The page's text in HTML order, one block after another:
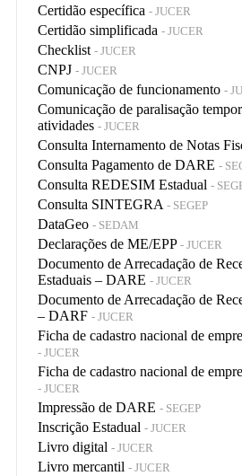
Certidão específica - JUCER
Certidão simplificada - JUCER
Checklist - JUCER
CNPJ - JUCER
Comunicação de funcionamento -
Comunicação de paralisação
atividades - JUCER
Consulta Internamento de Notas
Consulta Pagamento de DARE -
Consulta REDESIM Estadual -
Consulta SINTEGRA - SEGEP
DataGeo - SEDAM
Declarações de ME/EPP - JUCER
Documento de Arrecadação de
Estaduais – DARE - JUCER
Documento de Arrecadação de
– DARF - JUCER
Ficha de cadastro nacional de
- JUCER
Ficha de cadastro nacional de
- JUCER
Impressão de DARE - SEGEP
Inscrição Estadual - JUCER
Livro digital - JUCER
Livro mercantil - JUCER